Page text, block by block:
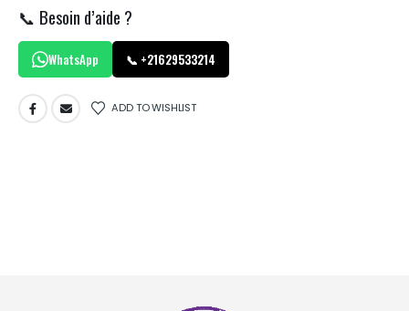
📞 Besoin d’aide ?
WhatsApp 📞 +21629533214
ADD TO WISHLIST